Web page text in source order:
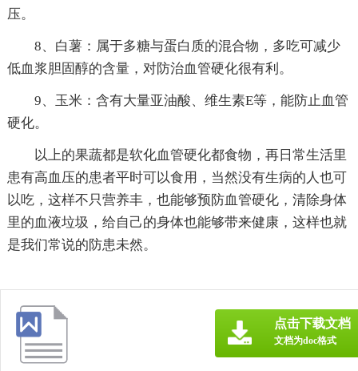
压。
8、白薯：属于多糖与蛋白质的混合物，多吃可减少
低血浆胆固醇的含量，对防治血管硬化很有利。
9、玉米：含有大量亚油酸、维生素E等，能防止血管
硬化。
以上的果蔬都是软化血管硬化都食物，再日常生活里
患有高血压的患者平时可以食用，当然没有生病的人也可
以吃，这样不只营养丰，也能够预防血管硬化，清除身体
里的血液垃圾，给自己的身体也能够带来健康，这样也就
是我们常说的防患未然。
点击下载文档
文档为doc格式